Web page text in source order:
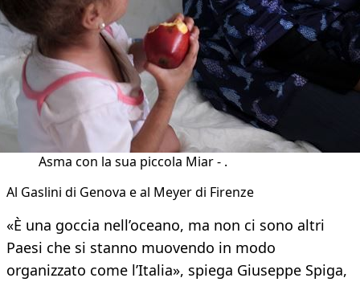
Asma con la sua piccola Miar - .
Al Gaslini di Genova e al Meyer di Firenze
«È una goccia nell’oceano, ma non ci sono altri
Paesi che si stanno muovendo in modo
organizzato come l’Italia», spiega Giuseppe Spiga,